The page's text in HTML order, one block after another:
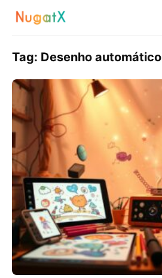
Tag: Desenho automático